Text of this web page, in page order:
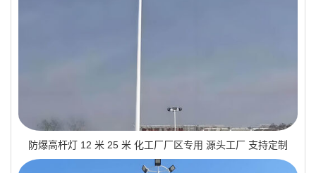
防爆高杆灯 12 米 25 米 化工厂厂区专用 源头工厂 支持定制